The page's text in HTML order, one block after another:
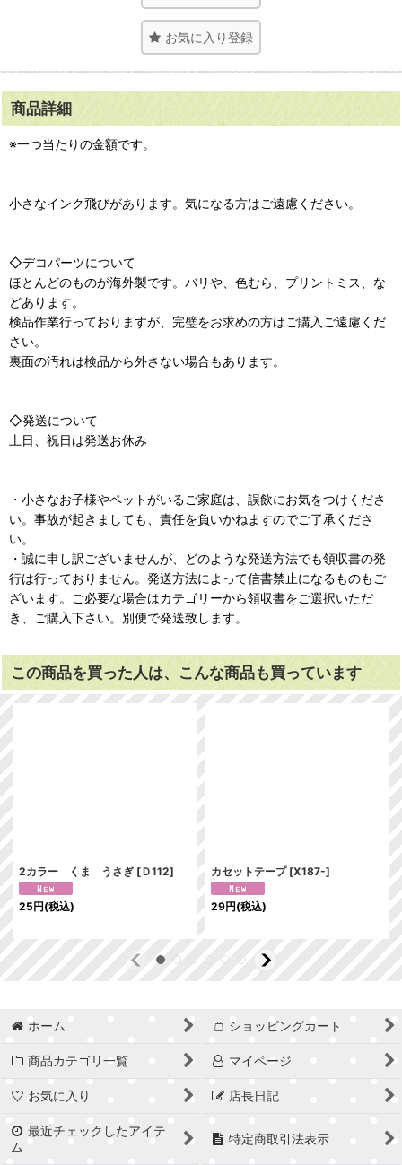
お気に入り登録
商品詳細
※一つ当たりの金額です。
小さなインク飛びがあります。気になる方はご遠慮ください。
◇デコパーツについて
ほとんどのものが海外製です。バリや、色むら、プリントミス、な
どあります。
検品作業行っておりますが、完璧をお求めの方はご購入ご遠慮くだ
さい。
裏面の汚れは検品から外さない場合もあります。
◇発送について
土日、祝日は発送お休み
・小さなお子様やペットがいるご家庭は、誤飲にお気をつけくださ
い。事故が起きましても、責任を負いかねますのでご了承くださ
い。
・誠に申し訳ございませんが、どのような発送方法でも領収書の発
行は行っておりません。発送方法によって信書禁止になるものもご
ざいます。ご必要な場合はカテゴリーから領収書をご選択いただ
き、ご購入下さい。別便で発送致します。
この商品を買った人は、こんな商品も買っています
2カラー くま うさぎ [Ｄ112]
25円(税込)
カセットテープ [X187-]
29円(税込)
ホーム ショッピングカート
商品カテゴリ一覧 マイページ
お気に入り 店長日記
最近チェックしたアイテ
ム
特定商取引法表示